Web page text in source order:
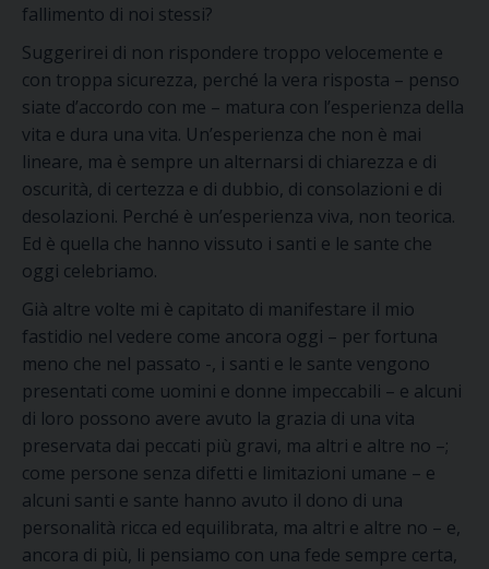
fallimento di noi stessi?
Suggerirei di non rispondere troppo velocemente e
con troppa sicurezza, perché la vera risposta – penso
siate d’accordo con me – matura con l’esperienza della
vita e dura una vita. Un’esperienza che non è mai
lineare, ma è sempre un alternarsi di chiarezza e di
oscurità, di certezza e di dubbio, di consolazioni e di
desolazioni. Perché è un’esperienza viva, non teorica.
Ed è quella che hanno vissuto i santi e le sante che
oggi celebriamo.
Già altre volte mi è capitato di manifestare il mio
fastidio nel vedere come ancora oggi – per fortuna
meno che nel passato -, i santi e le sante vengono
presentati come uomini e donne impeccabili – e alcuni
di loro possono avere avuto la grazia di una vita
preservata dai peccati più gravi, ma altri e altre no –;
come persone senza difetti e limitazioni umane – e
alcuni santi e sante hanno avuto il dono di una
personalità ricca ed equilibrata, ma altri e altre no – e,
ancora di più, li pensiamo con una fede sempre certa,